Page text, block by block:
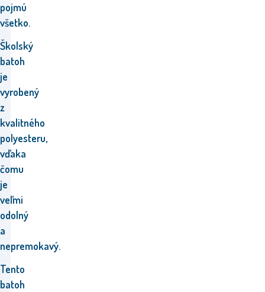
pojmú
všetko.
Školský
batoh
je
vyrobený
z
kvalitného
polyesteru,
vďaka
čomu
je
veľmi
odolný
a
nepremokavý.
Tento
batoh